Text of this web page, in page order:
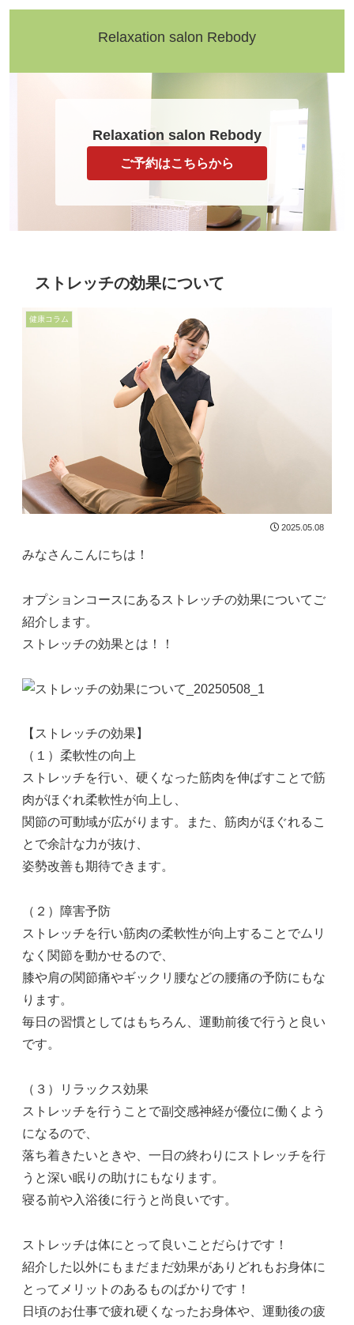
Relaxation salon Rebody
Relaxation salon Rebody
ご予約はこちらから
ストレッチの効果について
健康コラム
2025.05.08
みなさんこんにちは！
オプションコースにあるストレッチの効果についてご
紹介します。
ストレッチの効果とは！！
【ストレッチの効果】
（１）柔軟性の向上
ストレッチを行い、硬くなった筋肉を伸ばすことで筋
肉がほぐれ柔軟性が向上し、
関節の可動域が広がります。また、筋肉がほぐれるこ
とで余計な力が抜け、
姿勢改善も期待できます。
（２）障害予防
ストレッチを行い筋肉の柔軟性が向上することでムリ
なく関節を動かせるので、
膝や肩の関節痛やギックリ腰などの腰痛の予防にもな
ります。
毎日の習慣としてはもちろん、運動前後で行うと良い
です。
（３）リラックス効果
ストレッチを行うことで副交感神経が優位に働くよう
になるので、
落ち着きたいときや、一日の終わりにストレッチを行
うと深い眠りの助けにもなります。
寝る前や入浴後に行うと尚良いです。
ストレッチは体にとって良いことだらけです！
紹介した以外にもまだまだ効果がありどれもお身体に
とってメリットのあるものばかりです！
日頃のお仕事で疲れ硬くなったお身体や、運動後の疲